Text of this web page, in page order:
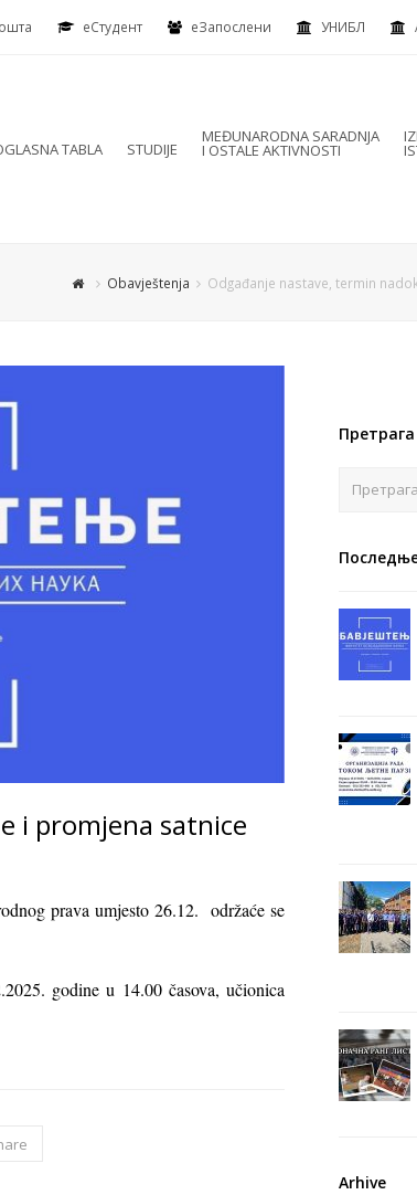
eСтудент еЗапослени УНИБЛ
TABLA STUDIJE
MEĐUNARODNA SARADNJA
I OSTALE AKTIVNOSTI
Obavještenja Odgađanje nastave, termin
i promjena satnice
prava umjesto 26.12. održaće se
godine u 14.00 časova, učionica
Претрага
Arhive